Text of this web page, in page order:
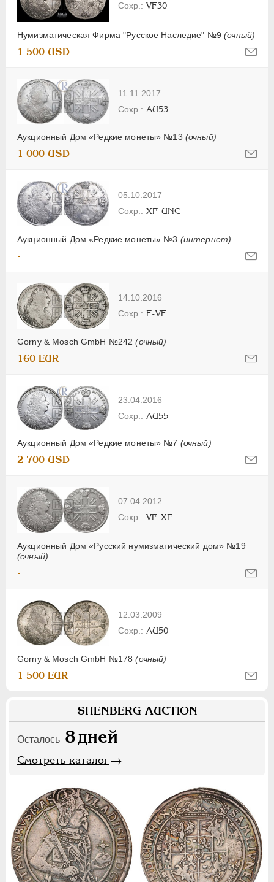
Нумизматическая Фирма "Русское Наследие" №9(очный)
VF30
1 500 USD
11.11.2017
Аукционный Дом «Редкие монеты» №13 (очный)
AU53
1 000 USD
05.10.2017
Аукционный Дом «Редкие монеты» №3 (интернет)
XF-UNC
-
14.10.2016
Gorny & Mosch GmbH №242(очный)
F-VF
160 EUR
23.04.2016
Аукционный Дом «Редкие монеты» №7 (очный)
AU55
2 700 USD
07.04.2012
Аукционный Дом «Русский нумизматический дом» №19
(очный)
VF-XF
-
12.03.2009
Gorny & Mosch GmbH №178(очный)
AU50
1 500 EUR
SHENBERG AUCTION
Осталось 8дней
Смотреть каталог